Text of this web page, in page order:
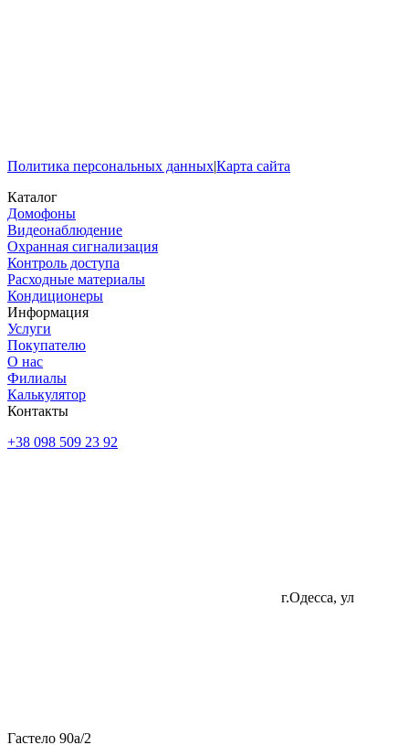
Политика персональных данных|Карта сайта
Каталог
Домофоны
Видеонаблюдение
Охранная сигнализация
Контроль доступа
Расходные материалы
Кондиционеры
Информация
Услуги
Покупателю
О нас
Филиалы
Калькулятор
Контакты
+38 098 509 23 92
г.Одесса, ул
Гастело 90а/2